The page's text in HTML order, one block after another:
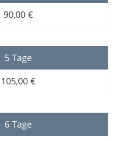
90,00 €
5 Tage
105,00 €
6 Tage